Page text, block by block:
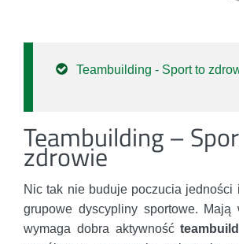
Teambuilding - Sport to
Teambuilding –
zdrowie
Nic tak nie buduje poczucia jedności
grupowe dyscypliny sportowe. Mają
wymaga dobra aktywność